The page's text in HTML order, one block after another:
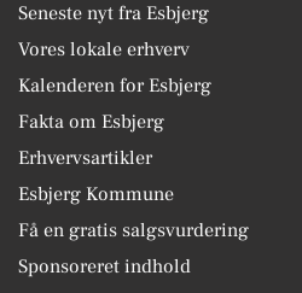
Seneste nyt fra Esbjerg
Vores lokale erhverv
Kalenderen for Esbjerg
Fakta om Esbjerg
Erhvervsartikler
Esbjerg Kommune
Få en gratis salgsvurdering
Sponsoreret indhold